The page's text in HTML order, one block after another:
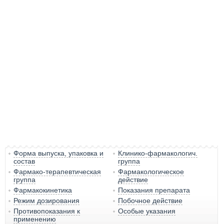
Форма выпуска, упаковка и
состав
Клинико-фармакологич.
группа
Фармако-терапевтическая
группа
Фармакологическое
действие
Фармакокинетика
Показания препарата
Режим дозирования
Побочное действие
Противопоказания к
применению
Особые указания